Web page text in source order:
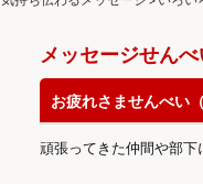
メッセージせん
お疲れさませんべい（
頑張ってきた仲間や部下